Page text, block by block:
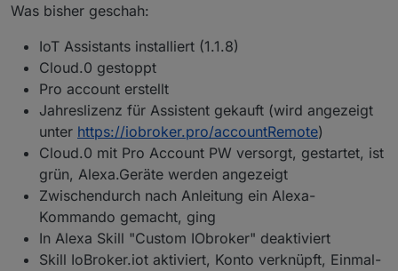
Was bisher geschah:
IoT Assistants installiert (1.1.8)
Cloud.0 gestoppt
Pro account erstellt
Jahreslizenz für Assistent gekauft (wird angezeigt
unter https://iobroker.pro/accountRemote)
Cloud.0 mit Pro Account PW versorgt, gestartet, ist
grün, Alexa.Geräte werden angezeigt
Zwischendurch nach Anleitung ein Alexa-
Kommando gemacht, ging
In Alexa Skill "Custom IObroker" deaktiviert
Skill IoBroker.iot aktiviert, Konto verknüpft, Einmal-